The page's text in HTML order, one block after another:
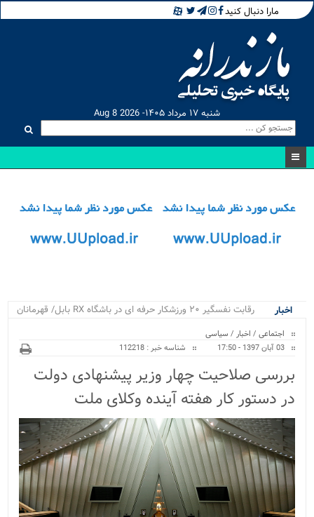
مارا دنبال کنید
شنبه ۱۷ مرداد ۱۴۰۵- Aug 8 2026
اخبار
۴ پروژ.
اجتماعی / اخبار / سیاسی
03 آبان 1397 - 17:50
شناسه خبر : 112218
بررسی صلاحیت چهار وزیر پیشنهادی دولت
در دستور کار هفته آینده وکلای ملت